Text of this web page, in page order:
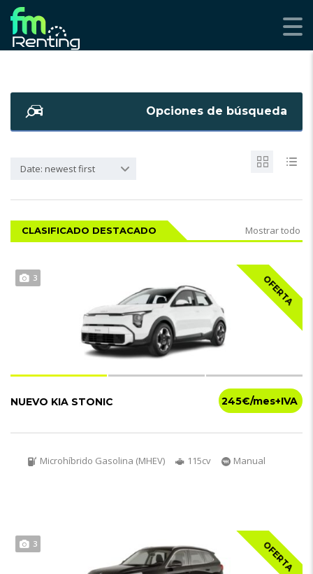
Opciones de búsqueda
Date: newest first
CLASIFICADO DESTACADO Mostrar todo
OFERTA
3
245€
NUEVO KIA STONIC
Microhíbrido Gasolina (MHEV) 115cv Manual
OFERTA
3